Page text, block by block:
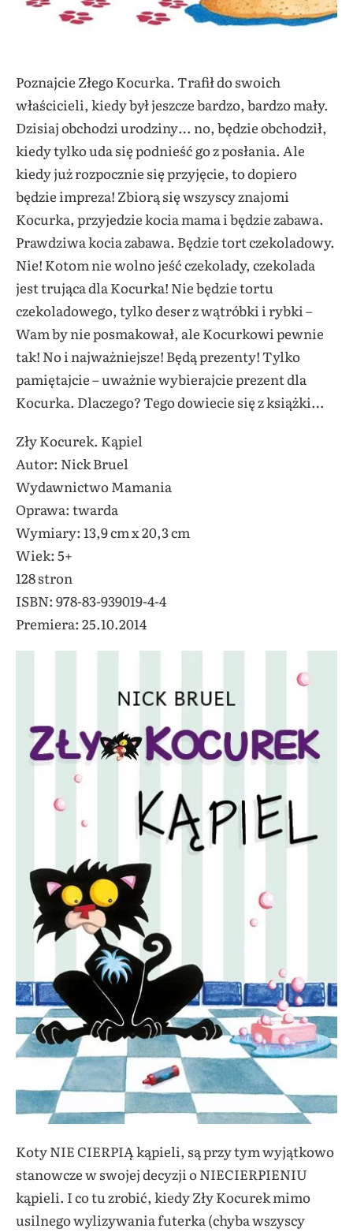
Poznajcie Złego Kocurka. Trafił do swoich
właścicieli, kiedy był jeszcze bardzo, bardzo mały.
Dzisiaj obchodzi urodziny… no, będzie obchodził,
kiedy tylko uda się podnieść go z posłania. Ale
kiedy już rozpocznie się przyjęcie, to dopiero
będzie impreza! Zbiorą się wszyscy znajomi
Kocurka, przyjedzie kocia mama i będzie zabawa.
Prawdziwa kocia zabawa. Będzie tort czekoladowy.
Nie! Kotom nie wolno jeść czekolady, czekolada
jest trująca dla Kocurka! Nie będzie tortu
czekoladowego, tylko deser z wątróbki i rybki –
Wam by nie posmakował, ale Kocurkowi pewnie
tak! No i najważniejsze! Będą prezenty! Tylko
pamiętajcie – uważnie wybierajcie prezent dla
Kocurka. Dlaczego? Tego dowiecie się z książki…
Zły Kocurek. Kąpiel
Autor: Nick Bruel
Wydawnictwo Mamania
Oprawa: twarda
Wymiary: 13,9 cm x 20,3 cm
Wiek: 5+
128 stron
ISBN: 978-83-939019-4-4
Premiera: 25.10.2014
Koty NIE CIERPIĄ kąpieli, są przy tym wyjątkowo
stanowcze w swojej decyzji o NIECIERPIENIU
kąpieli. I co tu zrobić, kiedy Zły Kocurek mimo
usilnego wylizywania futerka (chyba wszyscy